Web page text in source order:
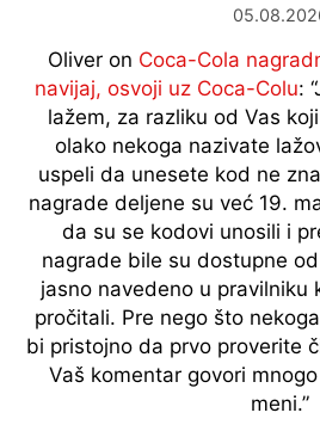
Oliveron Coca-Cola
navijaj, osvoji uz Coca-Colu: “
lažem, za razliku od Vas
olako nekoga nazivate
uspeli da unesete kod ne
nagrade deljene su već 19.
da su se kodovi unosili i
nagrade bile su dostupne
jasno navedeno u pravilniku
pročitali. Pre nego što
bi pristojno da prvo proverite
Vaš komentar govori
meni.”